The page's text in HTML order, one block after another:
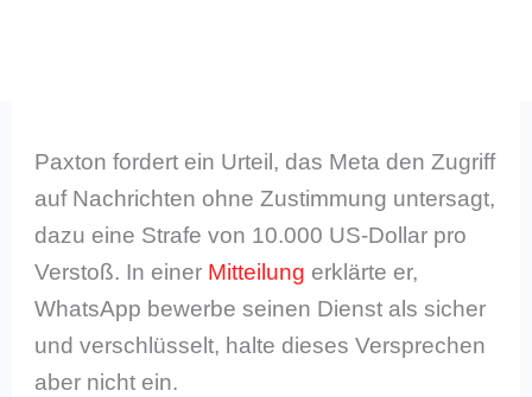
Paxton fordert ein Urteil, das Meta den Zugriff
auf Nachrichten ohne Zustimmung untersagt,
dazu eine Strafe von 10.000 US-Dollar pro
Verstoß. In einer Mitteilung erklärte er,
WhatsApp bewerbe seinen Dienst als sicher
und verschlüsselt, halte dieses Versprechen
aber nicht ein.